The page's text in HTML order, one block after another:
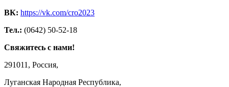
ВК: https://vk.com/cro2023
Тел.: (0642) 50-52-18
Свяжитесь с нами!
291011, Россия,
Луганская Народная Республика,